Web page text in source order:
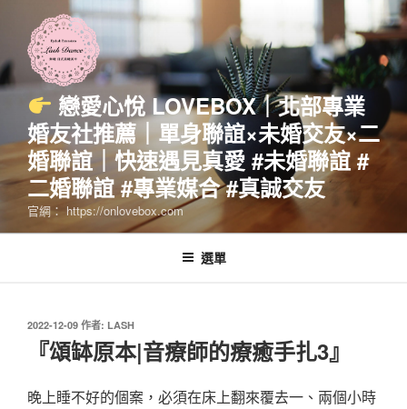
要
戀愛心悅 LOVEBOX｜北部專業
婚友社推薦｜單身聯誼×未婚交友×二
婚聯誼｜快速遇見真愛 #未婚聯誼 #
二婚聯誼 #專業媒合 #真誠交友
官網： https://onlovebox.com
選單
發
2022-12-09 作者: LASH
『頌缽原本|音療師的療癒手扎3』
晚上睡不好的個案，必須在床上翻來覆去一、兩個小時